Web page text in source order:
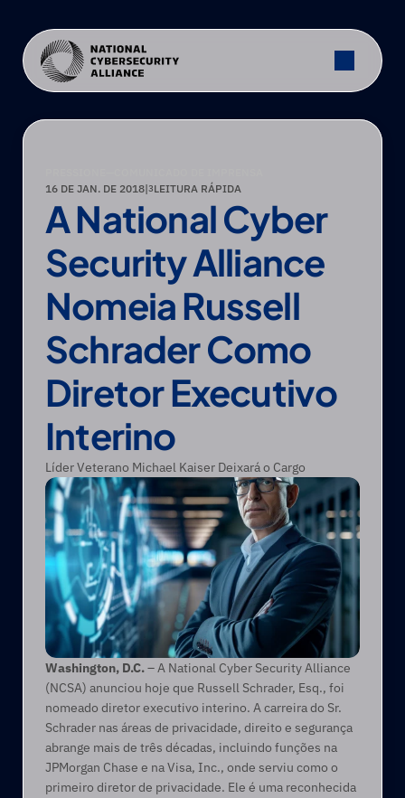
16 DE JAN. DE 2018|3LEITURA RÁPIDA
A National Cyber
Security Alliance
Nomeia Russell
Schrader Como
Diretor Executivo
Interino
Líder Veterano Michael Kaiser Deixará o Cargo
Washington, D.C. – A National Cyber Security Alliance
(NCSA) anunciou hoje que Russell Schrader, Esq., foi
nomeado diretor executivo interino. A carreira do Sr.
Schrader nas áreas de privacidade, direito e segurança
abrange mais de três décadas, incluindo funções na
JPMorgan Chase e na Visa, Inc., onde serviu como o
primeiro diretor de privacidade. Ele é uma reconhecida